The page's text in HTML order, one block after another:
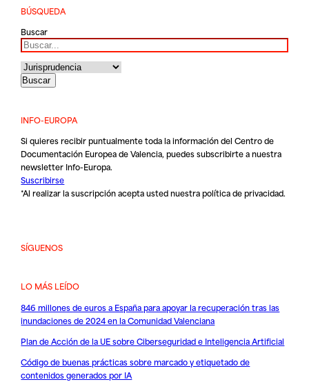
BÚSQUEDA
Buscar
INFO-EUROPA
Si quieres recibir puntualmente toda la información del Centro de
Documentación Europea de Valencia, puedes subscribirte a nuestra
newsletter Info-Europa.
Suscribirse
*Al realizar la suscripción acepta usted nuestrapolítica de privacidad.
SÍGUENOS
LO MÁS LEÍDO
846 millones de euros a España para apoyar la recuperación tras las
inundaciones de 2024 en la Comunidad Valenciana
Plan de Acción de la UE sobre Ciberseguridad e Inteligencia Artificial
Código de buenas prácticas sobre marcado y etiquetado de
contenidos generados por IA